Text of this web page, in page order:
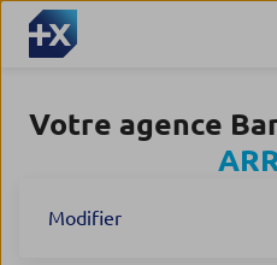
Votre agence
Modifier